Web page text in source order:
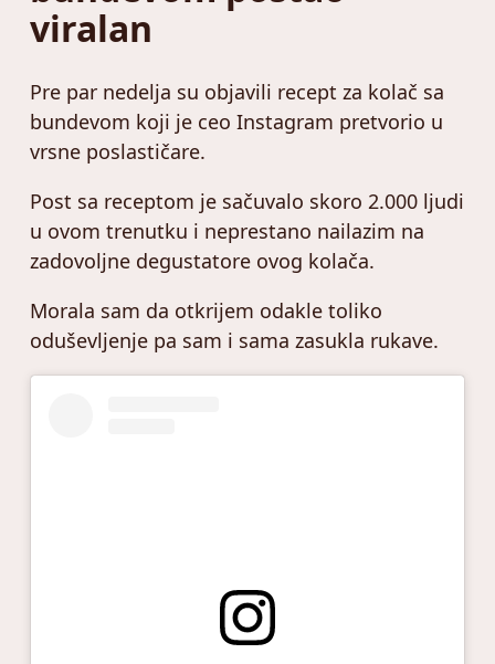
viralan
Pre par nedelja su objavili recept za kolač sa
bundevom koji je ceo Instagram pretvorio u
vrsne poslastičare.
Post sa receptom je sačuvalo skoro 2.000 ljudi
u ovom trenutku i neprestano nailazim na
zadovoljne degustatore ovog kolača.
Morala sam da otkrijem odakle toliko
oduševljenje pa sam i sama zasukla rukave.